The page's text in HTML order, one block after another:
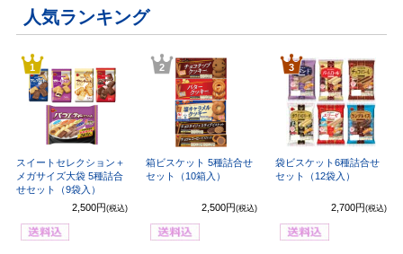
人気ランキング
1
スイートセレクション＋
メガサイズ大袋 5種詰合
せセット（9袋入）
2,500円 (税込)
2
箱ビスケット 5種詰合せ
セット（10箱入）
2,500円 (税込)
3
袋ビスケット6種詰合せ
セット（12袋入）
2,700円(税込)